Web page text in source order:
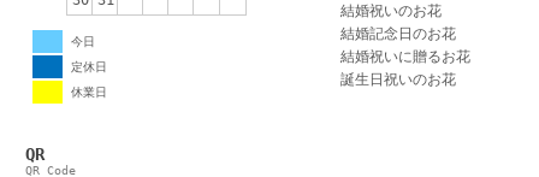
今日
定休日
休業日
QR
QR Code
結婚祝いのお花
結婚記念日のお花
結婚祝いに贈るお花
誕生日祝いのお花